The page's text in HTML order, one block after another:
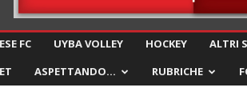
FC UYBA VOLLEY HOCKEY ALTRI
ASPETTANDO… RUBRICHE